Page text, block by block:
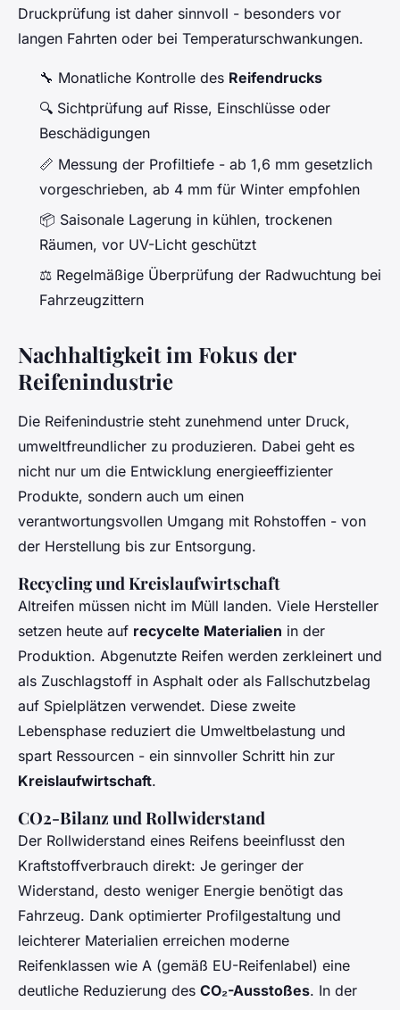
Druckprüfung ist daher sinnvoll - besonders vor
langen Fahrten oder bei Temperaturschwankungen.
🔧 Monatliche Kontrolle des Reifendrucks
🔍 Sichtprüfung auf Risse, Einschlüsse oder
Beschädigungen
📏 Messung der Profiltiefe - ab 1,6 mm gesetzlich
vorgeschrieben, ab 4 mm für Winter empfohlen
📦 Saisonale Lagerung in kühlen, trockenen
Räumen, vor UV-Licht geschützt
⚖️ Regelmäßige Überprüfung der Radwuchtung bei
Fahrzeugzittern
Nachhaltigkeit im Fokus der
Reifenindustrie
Die Reifenindustrie steht zunehmend unter Druck,
umweltfreundlicher zu produzieren. Dabei geht es
nicht nur um die Entwicklung energieeffizienter
Produkte, sondern auch um einen
verantwortungsvollen Umgang mit Rohstoffen - von
der Herstellung bis zur Entsorgung.
Recycling und Kreislaufwirtschaft
Altreifen müssen nicht im Müll landen. Viele Hersteller
setzen heute auf recycelte Materialien in der
Produktion. Abgenutzte Reifen werden zerkleinert und
als Zuschlagstoff in Asphalt oder als Fallschutzbelag
auf Spielplätzen verwendet. Diese zweite
Lebensphase reduziert die Umweltbelastung und
spart Ressourcen - ein sinnvoller Schritt hin zur
Kreislaufwirtschaft.
CO2-Bilanz und Rollwiderstand
Der Rollwiderstand eines Reifens beeinflusst den
Kraftstoffverbrauch direkt: Je geringer der
Widerstand, desto weniger Energie benötigt das
Fahrzeug. Dank optimierter Profilgestaltung und
leichterer Materialien erreichen moderne
Reifenklassen wie A (gemäß EU-Reifenlabel) eine
deutliche Reduzierung des CO₂-Ausstoßes. In der